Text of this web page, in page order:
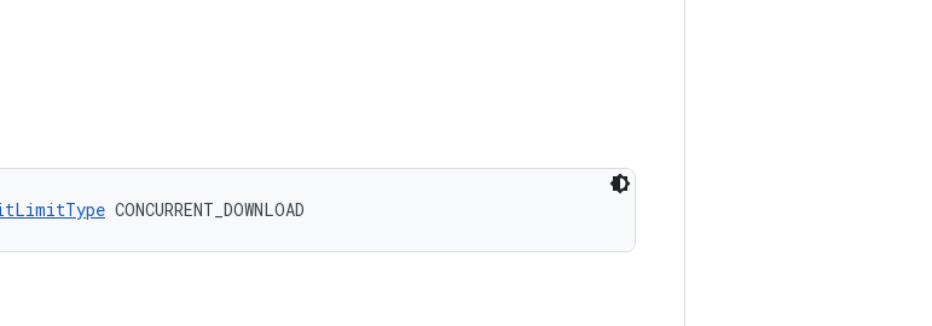
CONCURRENT_DOWNLOAD